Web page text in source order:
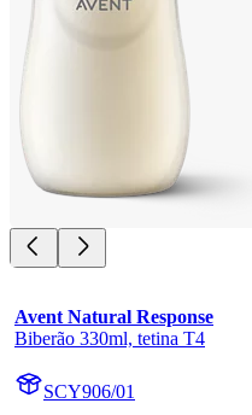
Avent Natural Response
Biberão 330ml, tetina T4
SCY906/01